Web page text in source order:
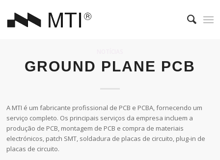
GROUND PLANE PCB
A MTI é um fabricante profissional de PCB e PCBA, fornecendo um
serviço completo. Os principais serviços da empresa incluem a
produção de PCB, montagem de PCB e compra de materiais
electrónicos, patch SMT, soldadura de placas de circuito, plug-in de
placas de circuito.